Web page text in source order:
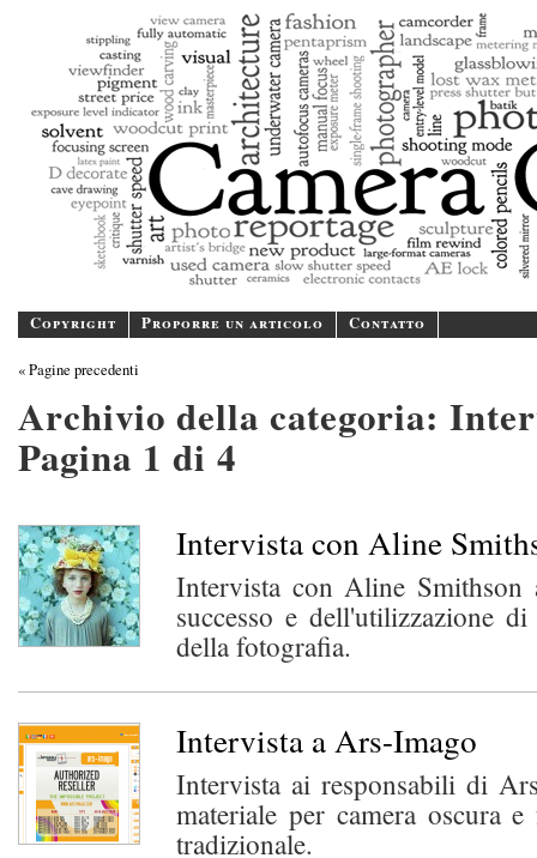
A blog/magazine
Copyright Proporre un articolo Contatto
« Pagine precedenti
Archivio della categoria:
Pagina 1 di 4
Intervista con Aline
Intervista con Aline
successo e dell'utilizzazione
della fotografia.
Intervista a Ars-Imago
Intervista ai responsabili di
materiale per camera oscura
tradizionale.